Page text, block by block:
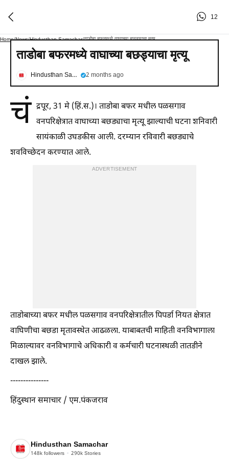
12
Home/News/Hindusthan Samachar/ताडोबा बफरमध्ये वाघाच्या बछड्याचा मृत्यू
ताडोबा बफरमध्ये वाघाच्या बछड्याचा मृत्यू
Hindusthan Samachar 2 months ago
चं द्रपूर, 31 मे (हिं.स.)। ताडोबा बफर मधील पळसगाव
वनपरिक्षेत्रात वाघाच्या बछड्याचा मृत्यू झाल्याची घटना शनिवारी
सायंकाळी उघडकीस आली. दरम्यान रविवारी बछड्याचे
शवविच्छेदन करण्यात आले.
ADVERTISEMENT
ताडोबाच्या बफर मधील पळसगाव वनपरिक्षेत्रातील पिपर्डा नियत क्षेत्रात
वाघिणीचा बछडा मृतावस्थेत आढळला. याबाबतची माहिती वनविभागाला
मिळाल्यावर वनविभागाचे अधिकारी व कर्मचारी घटनास्थळी तातडीने
दाखल झाले.
---------------
हिंदुस्थान समाचार / एम.पंकजराव
Hindusthan Samachar
148k followers 290k Stories